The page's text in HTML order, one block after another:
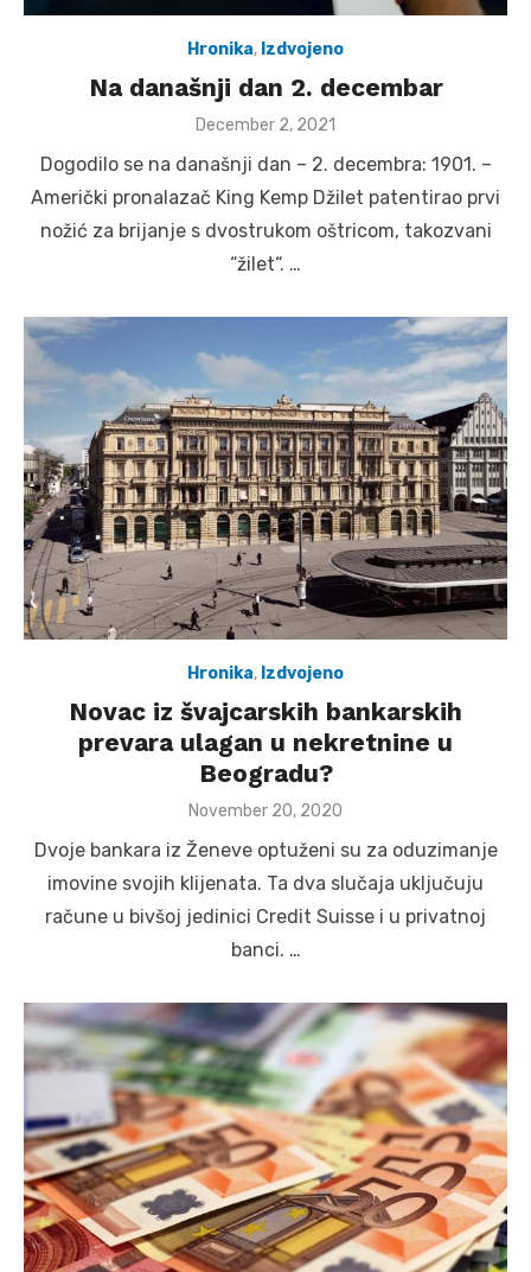
Hronika, Izdvojeno
Na današnji dan 2. decembar
Posted
December 2, 2021
Dogodilo se na današnji dan – 2. decembra: 1901. –
Američki pronalazač King Kemp Džilet patentirao prvi
nožić za brijanje s dvostrukom oštricom, takozvani
“žilet“. …
Hronika, Izdvojeno
Novac iz švajcarskih bankarskih
prevara ulagan u nekretnine u
Beogradu?
Posted
November 20, 2020
Dvoje bankara iz Ženeve optuženi su za oduzimanje
imovine svojih klijenata. Ta dva slučaja uključuju
račune u bivšoj jedinici Credit Suisse i u privatnoj
banci. …